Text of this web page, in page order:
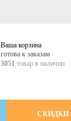
Ваша корзина
готова к заказам
3051 товар в наличии
СКИДКИ